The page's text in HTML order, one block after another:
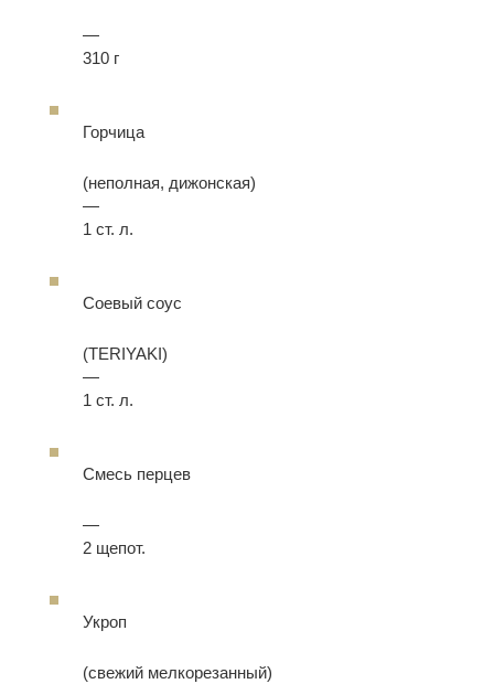
—
310 г
Горчица
(неполная, дижонская)
—
1 ст. л.
Соевый соус
(TERIYAKI)
—
1 ст. л.
Смесь перцев
—
2 щепот.
Укроп
(свежий мелкорезанный)